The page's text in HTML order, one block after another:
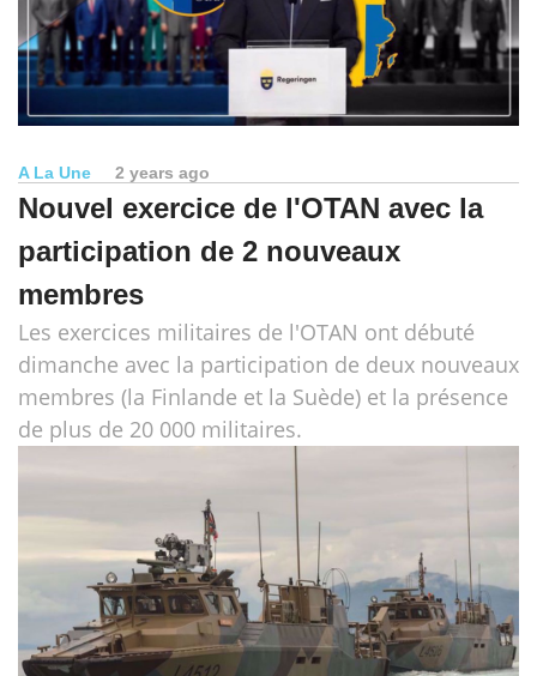
A La Une 2 years ago
Nouvel exercice de l'OTAN avec la
participation de 2 nouveaux
membres
Les exercices militaires de l'OTAN ont débuté
dimanche avec la participation de deux nouveaux
membres (la Finlande et la Suède) et la présence
de plus de 20 000 militaires.